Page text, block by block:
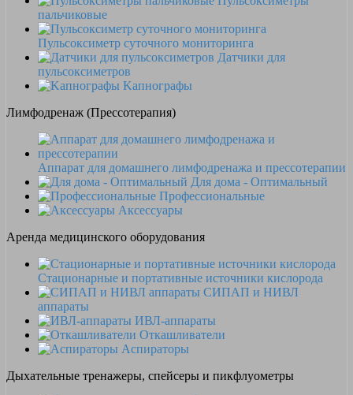
пальчиковые
Пульсоксиметр суточного мониторинга
Датчики для
пульсоксиметров
Kапнографы
Лимфодренаж (Прессотерапия)
Аппарат для домашнего лимфодренажа и прессотерапии
Для дома - Оптимальный
Профессиональные
Аксессуары
Аренда медицинского оборудования
Стационарные и портативные источники кислорода
СИПАП и НИВЛ
аппараты
ИВЛ-аппараты
Откашливатели
Аспираторы
Дыхательные тренажеры, спейсеры и пикфлуометры